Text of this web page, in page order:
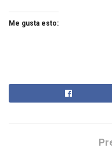
Me gusta esto: